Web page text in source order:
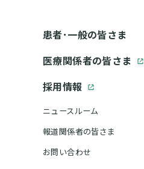
患者･一般の皆さま
医療関係者の皆さま
採用情報
ニュースルーム
報道関係者の皆さま
お問い合わせ